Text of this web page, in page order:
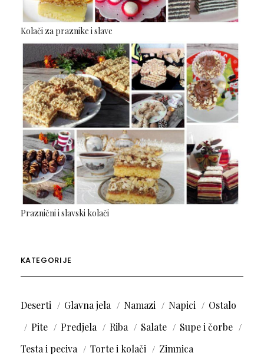
Kolači za praznike i slave
Praznični i slavski kolači
KATEGORIJE
Deserti Glavna jela Namazi Napici
Ostalo
Pite
Predjela Riba Salate
Supe i čorbe
Testa i peciva
Torte i kolači Zimnica